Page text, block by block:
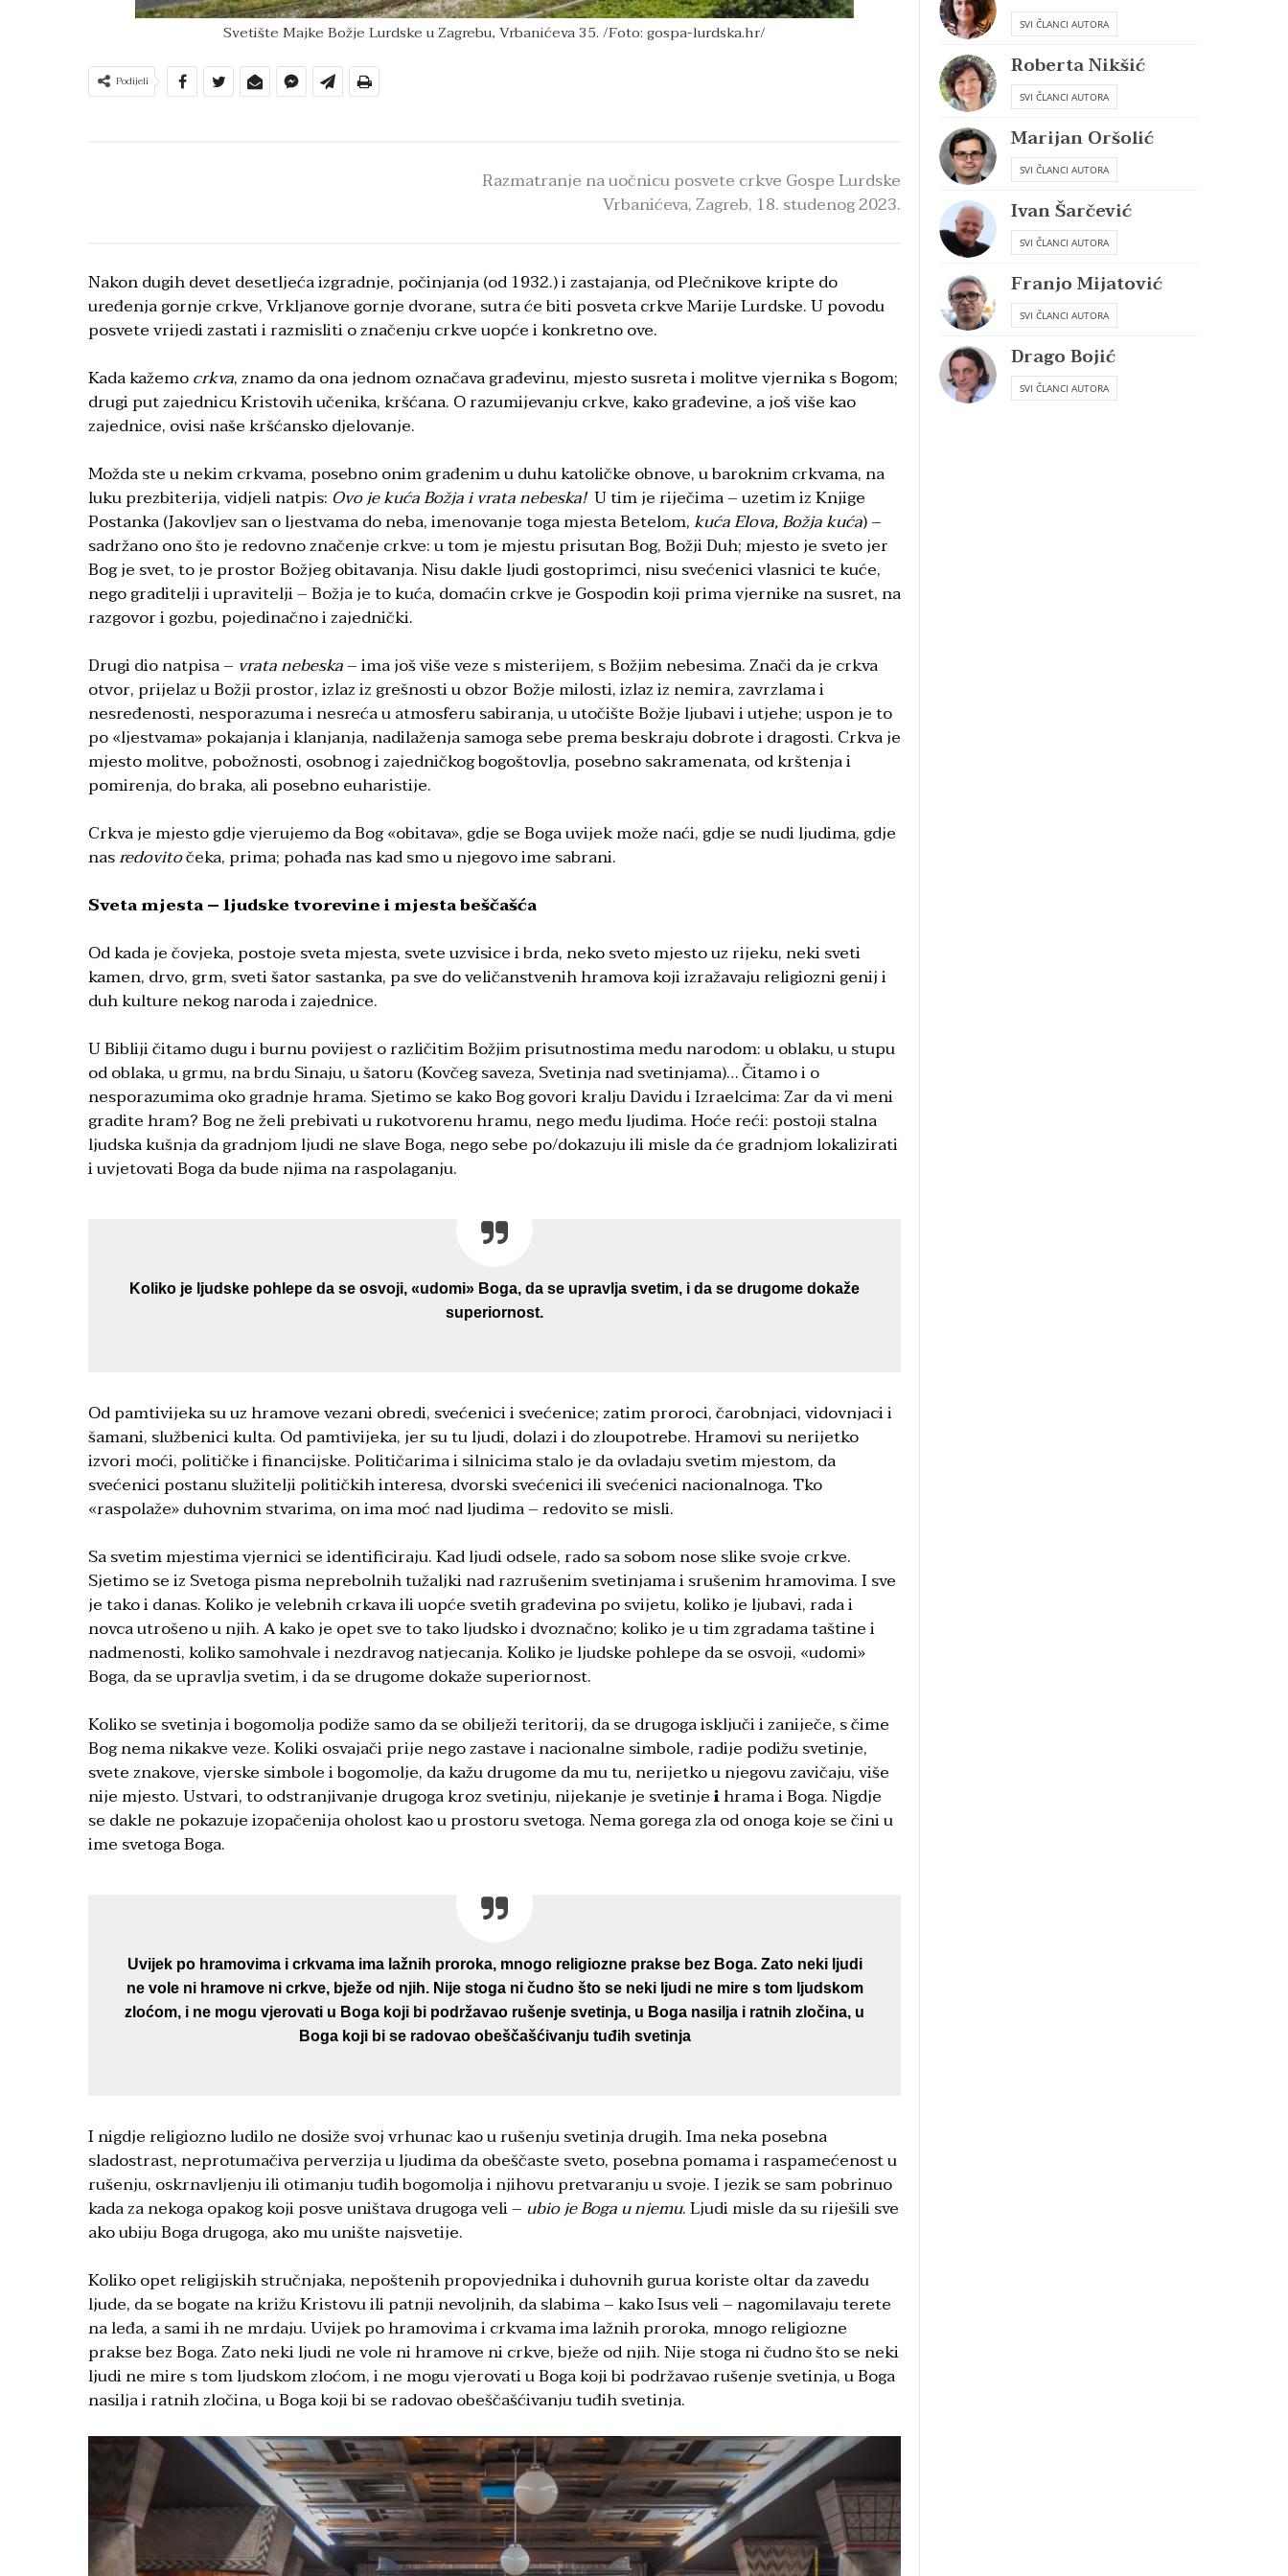
Svetište Majke Božje Lurdske u Zagrebu, Vrbanićeva 35. /Foto: gospa-lurdska.hr/
Podijeli
Razmatranje na uočnicu posvete crkve Gospe Lurdske
Vrbanićeva, Zagreb, 18. studenog 2023.
Nakon dugih devet desetljeća izgradnje, počinjanja (od 1932.) i zastajanja, od Plečnikove kripte do
uređenja gornje crkve, Vrkljanove gornje dvorane, sutra će biti posveta crkve Marije Lurdske. U povodu
posvete vrijedi zastati i razmisliti o značenju crkve uopće i konkretno ove.
Kada kažemocrkva, znamo da ona jednom označava građevinu, mjesto susreta i molitve vjernika s Bogom;
drugi put zajednicu Kristovih učenika, kršćana. O razumijevanju crkve, kako građevine, a još više kao
zajednice, ovisi naše kršćansko djelovanje.
Možda ste u nekim crkvama, posebno onim građenim u duhu katoličke obnove, u baroknim crkvama, na
luku prezbiterija, vidjeli natpis: Ovo je kuća Božja i vrata nebeska!U tim je riječima – uzetim iz Knjige
Postanka (Jakovljev san o ljestvama do neba, imenovanje toga mjesta Betelom,kuća Elova, Božja kuća) –
sadržano ono što je redovno značenje crkve: u tom je mjestu prisutan Bog, Božji Duh; mjesto je sveto jer
Bog je svet, to je prostor Božjeg obitavanja. Nisu dakle ljudi gostoprimci, nisu svećenici vlasnici te kuće,
nego graditelji i upravitelji – Božja je to kuća, domaćin crkve je Gospodin koji prima vjernike na susret, na
razgovor i gozbu, pojedinačno i zajednički.
Drugi dio natpisa – vrata nebeska– ima još više veze s misterijem, s Božjim nebesima. Znači da je crkva
otvor, prijelaz u Božji prostor, izlaz iz grešnosti u obzor Božje milosti, izlaz iz nemira, zavrzlama i
nesređenosti, nesporazuma i nesreća u atmosferu sabiranja, u utočište Božje ljubavi i utjehe; uspon je to
po «ljestvama» pokajanja i klanjanja, nadilaženja samoga sebe prema beskraju dobrote i dragosti. Crkva je
mjesto molitve, pobožnosti, osobnog i zajedničkog bogoštovlja, posebno sakramenata, od krštenja i
pomirenja, do braka, ali posebno euharistije.
Crkva je mjesto gdje vjerujemo da Bog «obitava», gdje se Boga uvijek može naći, gdje se nudi ljudima, gdje
nasredovitočeka, prima; pohađa nas kad smo u njegovo ime sabrani.
Sveta mjesta – ljudske tvorevine i mjesta beščašća
Od kada je čovjeka, postoje sveta mjesta, svete uzvisice i brda, neko sveto mjesto uz rijeku, neki sveti
kamen, drvo, grm, sveti šator sastanka, pa sve do veličanstvenih hramova koji izražavaju religiozni genij i
duh kulture nekog naroda i zajednice.
U Bibliji čitamo dugu i burnu povijest o različitim Božjim prisutnostima među narodom: u oblaku, u stupu
od oblaka, u grmu, na brdu Sinaju, u šatoru (Kovčeg saveza, Svetinja nad svetinjama)… Čitamo i o
nesporazumima oko gradnje hrama. Sjetimo se kako Bog govori kralju Davidu i Izraelcima: Zar da vi meni
gradite hram? Bog ne želi prebivati u rukotvorenu hramu, nego među ljudima. Hoće reći: postoji stalna
ljudska kušnja da gradnjom ljudi ne slave Boga, nego sebe po/dokazuju ili misle da će gradnjom lokalizirati
i uvjetovati Boga da bude njima na raspolaganju.
Koliko je ljudske pohlepe da se osvoji, «udomi» Boga, da se upravlja svetim, i da se drugome dokaže
superiornost.
Od pamtivijeka su uz hramove vezani obredi, svećenici i svećenice; zatim proroci, čarobnjaci, vidovnjaci i
šamani, službenici kulta. Od pamtivijeka, jer su tu ljudi, dolazi i do zloupotrebe. Hramovi su nerijetko
izvori moći, političke i financijske. Političarima i silnicima stalo je da ovladaju svetim mjestom, da
svećenici postanu služitelji političkih interesa, dvorski svećenici ili svećenici nacionalnoga. Tko
«raspolaže» duhovnim stvarima, on ima moć nad ljudima – redovito se misli.
Sa svetim mjestima vjernici se identificiraju. Kad ljudi odsele, rado sa sobom nose slike svoje crkve.
Sjetimo se iz Svetoga pisma neprebolnih tužaljki nad razrušenim svetinjama i srušenim hramovima. I sve
je tako i danas. Koliko je velebnih crkava ili uopće svetih građevina po svijetu, koliko je ljubavi, rada i
novca utrošeno u njih. A kako je opet sve to tako ljudsko i dvoznačno; koliko je u tim zgradama taštine i
nadmenosti, koliko samohvale i nezdravog natjecanja. Koliko je ljudske pohlepe da se osvoji, «udomi»
Boga, da se upravlja svetim, i da se drugome dokaže superiornost.
Koliko se svetinja i bogomolja podiže samo da se obilježi teritorij, da se drugoga isključi i zaniječe, s čime
Bog nema nikakve veze. Koliki osvajači prije nego zastave i nacionalne simbole, radije podižu svetinje,
svete znakove, vjerske simbole i bogomolje, da kažu drugome da mu tu, nerijetko u njegovu zavičaju, više
nije mjesto. Ustvari, to odstranjivanje drugoga kroz svetinju, nijekanje je svetinjeihrama i Boga. Nigdje
se dakle ne pokazuje izopačenija oholost kao u prostoru svetoga. Nema gorega zla od onoga koje se čini u
ime svetoga Boga.
Uvijek po hramovima i crkvama ima lažnih proroka, mnogo religiozne prakse bez Boga. Zato neki ljudi
ne vole ni hramove ni crkve, bježe od njih. Nije stoga ni čudno što se neki ljudi ne mire s tom ljudskom
zloćom, i ne mogu vjerovati u Boga koji bi podržavao rušenje svetinja, u Boga nasilja i ratnih zločina, u
Boga koji bi se radovao obeščašćivanju tuđih svetinja
I nigdje religiozno ludilo ne dosiže svoj vrhunac kao u rušenju svetinja drugih. Ima neka posebna
sladostrast, neprotumačiva perverzija u ljudima da obeščaste sveto, posebna pomama i raspamećenost u
rušenju, oskrnavljenju ili otimanju tuđih bogomolja i njihovu pretvaranju u svoje. I jezik se sam pobrinuo
kada za nekoga opakog koji posve uništava drugoga veli – ubio je Boga u njemu. Ljudi misle da su riješili sve
ako ubiju Boga drugoga, ako mu unište najsvetije.
Koliko opet religijskih stručnjaka, nepoštenih propovjednika i duhovnih gurua koriste oltar da zavedu
ljude, da se bogate na križu Kristovu ili patnji nevoljnih, da slabima – kako Isus veli – nagomilavaju terete
na leđa, a sami ih ne mrdaju. Uvijek po hramovima i crkvama ima lažnih proroka, mnogo religiozne
prakse bez Boga. Zato neki ljudi ne vole ni hramove ni crkve, bježe od njih. Nije stoga ni čudno što se neki
ljudi ne mire s tom ljudskom zloćom, i ne mogu vjerovati u Boga koji bi podržavao rušenje svetinja, u Boga
nasilja i ratnih zločina, u Boga koji bi se radovao obeščašćivanju tuđih svetinja.
SVI ČLANCI AUTORA
Roberta Nikšić
SVI ČLANCI AUTORA
Marijan Oršolić
SVI ČLANCI AUTORA
Ivan Šarčević
SVI ČLANCI AUTORA
Franjo Mijatović
SVI ČLANCI AUTORA
Drago Bojić
SVI ČLANCI AUTORA